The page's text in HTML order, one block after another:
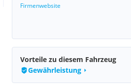
Firmenwebsite
Vorteile zu diesem Fahrzeug
Gewährleistung